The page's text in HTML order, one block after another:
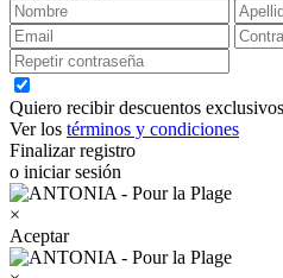
Quiero recibir descuentos
Ver los términos y condiciones
Finalizar registro
o iniciar sesión
×
Aceptar